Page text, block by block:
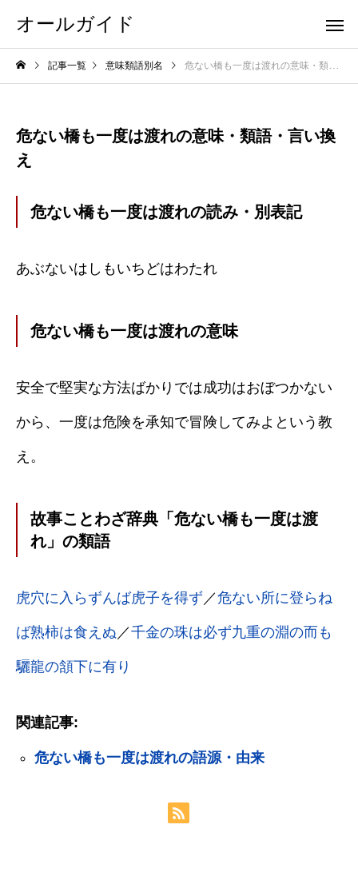
オールガイド
記事一覧 意味類語別名 危ない橋も一度は渡れの意味・類語・言い換え
危ない橋も一度は渡れの意味・類語・言い換
え
危ない橋も一度は渡れの読み・別表記
あぶないはしもいちどはわたれ
危ない橋も一度は渡れの意味
安全で堅実な方法ばかりでは成功はおぼつかない
から、一度は危険を承知で冒険してみよという教
え。
故事ことわざ辞典「危ない橋も一度は渡
れ」の類語
虎穴に入らずんば虎子を得ず／危ない所に登らね
ば熟柿は食えぬ ／千金の珠は必ず九重の淵の而も
驪龍の頷下に有り
関連記事:
危ない橋も一度は渡れの語源・由来